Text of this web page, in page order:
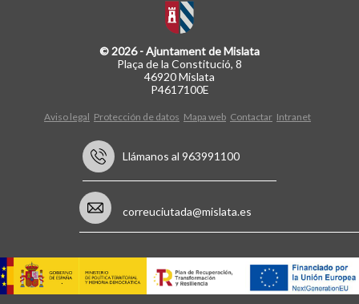
© 2026 - Ajuntament de Mislata
Plaça de la Constitució, 8
46920 Mislata
P4617100E
Aviso legal Protección de datos Mapa web Contactar Intranet
Llámanos al 963991100
correuciutada@mislata.es